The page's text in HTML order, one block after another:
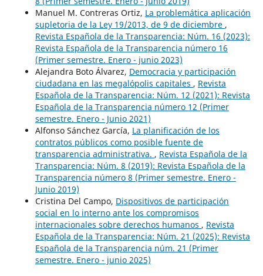
Manuel M. Contreras Ortiz, La problemática aplicación
supletoria de la Ley 19/2013, de 9 de diciembre ,
Revista Española de la Transparencia: Núm. 16 (2023):
Revista Española de la Transparencia número 16
(Primer semestre. Enero - junio 2023)
Alejandra Boto Álvarez, Democracia y participación
ciudadana en las megalópolis capitales , Revista
Española de la Transparencia: Núm. 12 (2021): Revista
Española de la Transparencia número 12 (Primer
semestre. Enero - Junio 2021)
Alfonso Sánchez García, La planificación de los
contratos públicos como posible fuente de
transparencia administrativa. , Revista Española de la
Transparencia: Núm. 8 (2019): Revista Española de la
Transparencia número 8 (Primer semestre. Enero -
Junio 2019)
Cristina Del Campo, Dispositivos de participación
social en lo interno ante los compromisos
internacionales sobre derechos humanos , Revista
Española de la Transparencia: Núm. 21 (2025): Revista
Española de la Transparencia núm. 21 (Primer
semestre. Enero - junio 2025)